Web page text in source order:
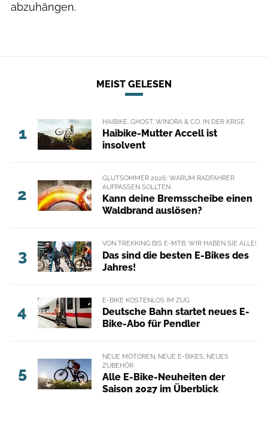
abzuhängen.
MEIST GELESEN
1
HAIBIKE, GHOST, WINORA & CO. IN DER KRISE
Haibike-Mutter Accell ist
insolvent
2
GLUTSOMMER 2026: WARUM RADFAHRER
AUFPASSEN SOLLTEN
Kann deine Bremsscheibe einen
Waldbrand auslösen?
3
VON TREKKING BIS E-MTB: WIR HABEN SIE ALLE!
Das sind die besten E-Bikes des
Jahres!
4
E-BIKE KOSTENLOS IM ZUG
Deutsche Bahn startet neues E-
Bike-Abo für Pendler
5
NEUE MOTOREN, NEUE E-BIKES, NEUES
ZUBEHÖR
Alle E-Bike-Neuheiten der
Saison 2027 im Überblick